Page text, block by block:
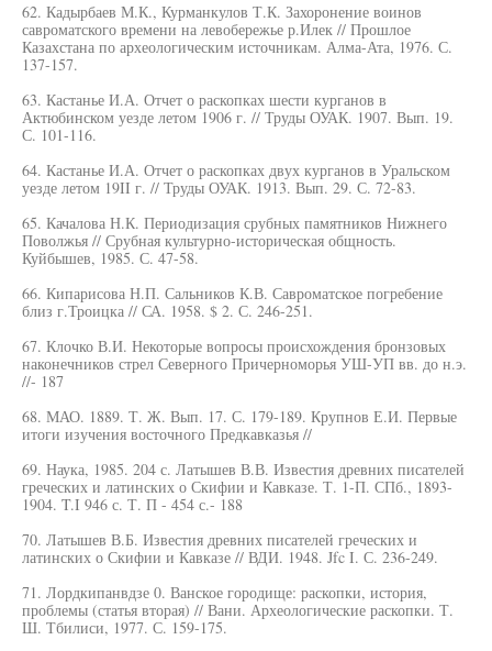
62. Кадырбаев М.К., Курманкулов Т.К. Захоронение воинов
савроматского времени на левобережье р.Илек // Прошлое
Казахстана по археологическим источникам. Алма-Ата, 1976. С.
137-157.
63. Кастанье И.А. Отчет о раскопках шести курганов в
Актюбинском уезде летом 1906 г. // Труды ОУАК. 1907. Вып. 19.
С. 101-116.
64. Кастанье И.А. Отчет о раскопках двух курганов в Уральском
уезде летом 19II г. // Труды ОУАК. 1913. Вып. 29. С. 72-83.
65. Качалова Н.К. Периодизация срубных памятников Нижнего
Поволжья // Срубная культурно-историческая общность.
Куйбышев, 1985. С. 47-58.
66. Кипарисова Н.П. Сальников К.В. Савроматское погребение
близ г.Троицка // СА. 1958. $ 2. С. 246-251.
67. Клочко В.И. Некоторые вопросы происхождения бронзовых
наконечников стрел Северного Причерноморья УШ-УП вв. до н.э.
//- 187
68. МАО. 1889. Т. Ж. Вып. 17. С. 179-189. Крупнов Е.И. Первые
итоги изучения восточного Предкавказья //
69. Наука, 1985. 204 с. Латышев В.В. Известия древних писателей
греческих и латинских о Скифии и Кавказе. Т. 1-П. СПб., 1893-
1904. T.I 946 с. Т. П - 454 с.- 188
70. Латышев В.Б. Известия древних писателей греческих и
латинских о Скифии и Кавказе // ВДИ. 1948. Jfc I. С. 236-249.
71. Лордкипанвдзе 0. Ванское городище: раскопки, история,
проблемы (статья вторая) // Вани. Археологические раскопки. Т.
Ш. Тбилиси, 1977. С. 159-175.